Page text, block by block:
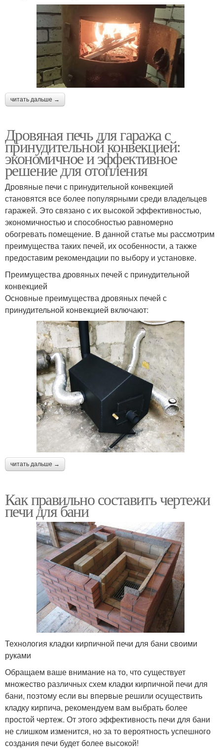
читать дальше →
Дровяная печь для гаража с
принудительной конвекцией:
экономичное и эффективное
решение для отопления
Дровяные печи с принудительной конвекцией
становятся все более популярными среди владельцев
гаражей. Это связано с их высокой эффективностью,
экономичностью и способностью равномерно
обогревать помещение. В данной статье мы рассмотрим
преимущества таких печей, их особенности, а также
предоставим рекомендации по выбору и установке.
Преимущества дровяных печей с принудительной
конвекцией
Основные преимущества дровяных печей с
принудительной конвекцией включают:
читать дальше →
Как правильно составить чертежи
печи для бани
Технология кладки кирпичной печи для бани своими
руками
Обращаем ваше внимание на то, что существует
множество различных схем кладки кирпичной печи для
бани, поэтому если вы впервые решили осуществить
кладку кирпича, рекомендуем вам выбрать более
простой чертеж. От этого эффективность печи для бани
не слишком изменится, но за то вероятность успешного
создания печи будет более высокой!